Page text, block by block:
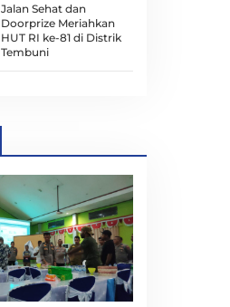
Jalan Sehat dan
Doorprize Meriahkan
HUT RI ke-81 di Distrik
Tembuni